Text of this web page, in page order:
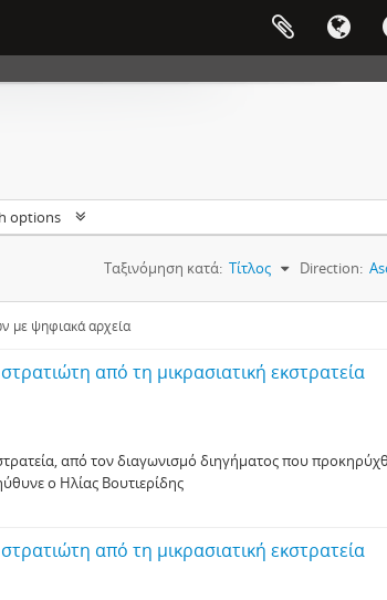
options
Ταξινόμηση κατά: Τίτλος Direction:
με ψηφιακά αρχεία
από τη μικρασιατική εκστρατεία
από τον διαγωνισμό διηγήματος που
ο Ηλίας Βουτιερίδης
από τη μικρασιατική εκστρατεία